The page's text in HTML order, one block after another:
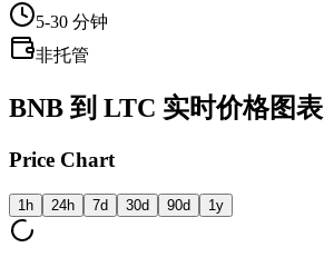
5-30 分钟
非托管
BNB 到 LTC 实时价格图表
Price Chart
1h 24h 7d 30d 90d 1y